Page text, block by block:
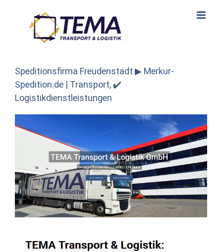
Speditionsfirma Freudenstadt ▶︎ Merkur-
Spedition.de | Transport, ✔️
Logistikdienstleistungen